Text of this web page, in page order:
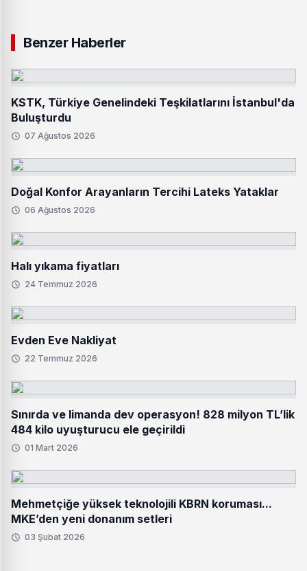
Benzer Haberler
KSTK, Türkiye Genelindeki Teşkilatlarını İstanbul'da
Buluşturdu
07 Ağustos 2026
Doğal Konfor Arayanların Tercihi Lateks Yataklar
06 Ağustos 2026
Halı yıkama fiyatları
24 Temmuz 2026
Evden Eve Nakliyat
22 Temmuz 2026
Sınırda ve limanda dev operasyon! 828 milyon TL’lik
484 kilo uyuşturucu ele geçirildi
01 Mart 2026
Mehmetçiğe yüksek teknolojili KBRN koruması...
MKE’den yeni donanım setleri
03 Şubat 2026